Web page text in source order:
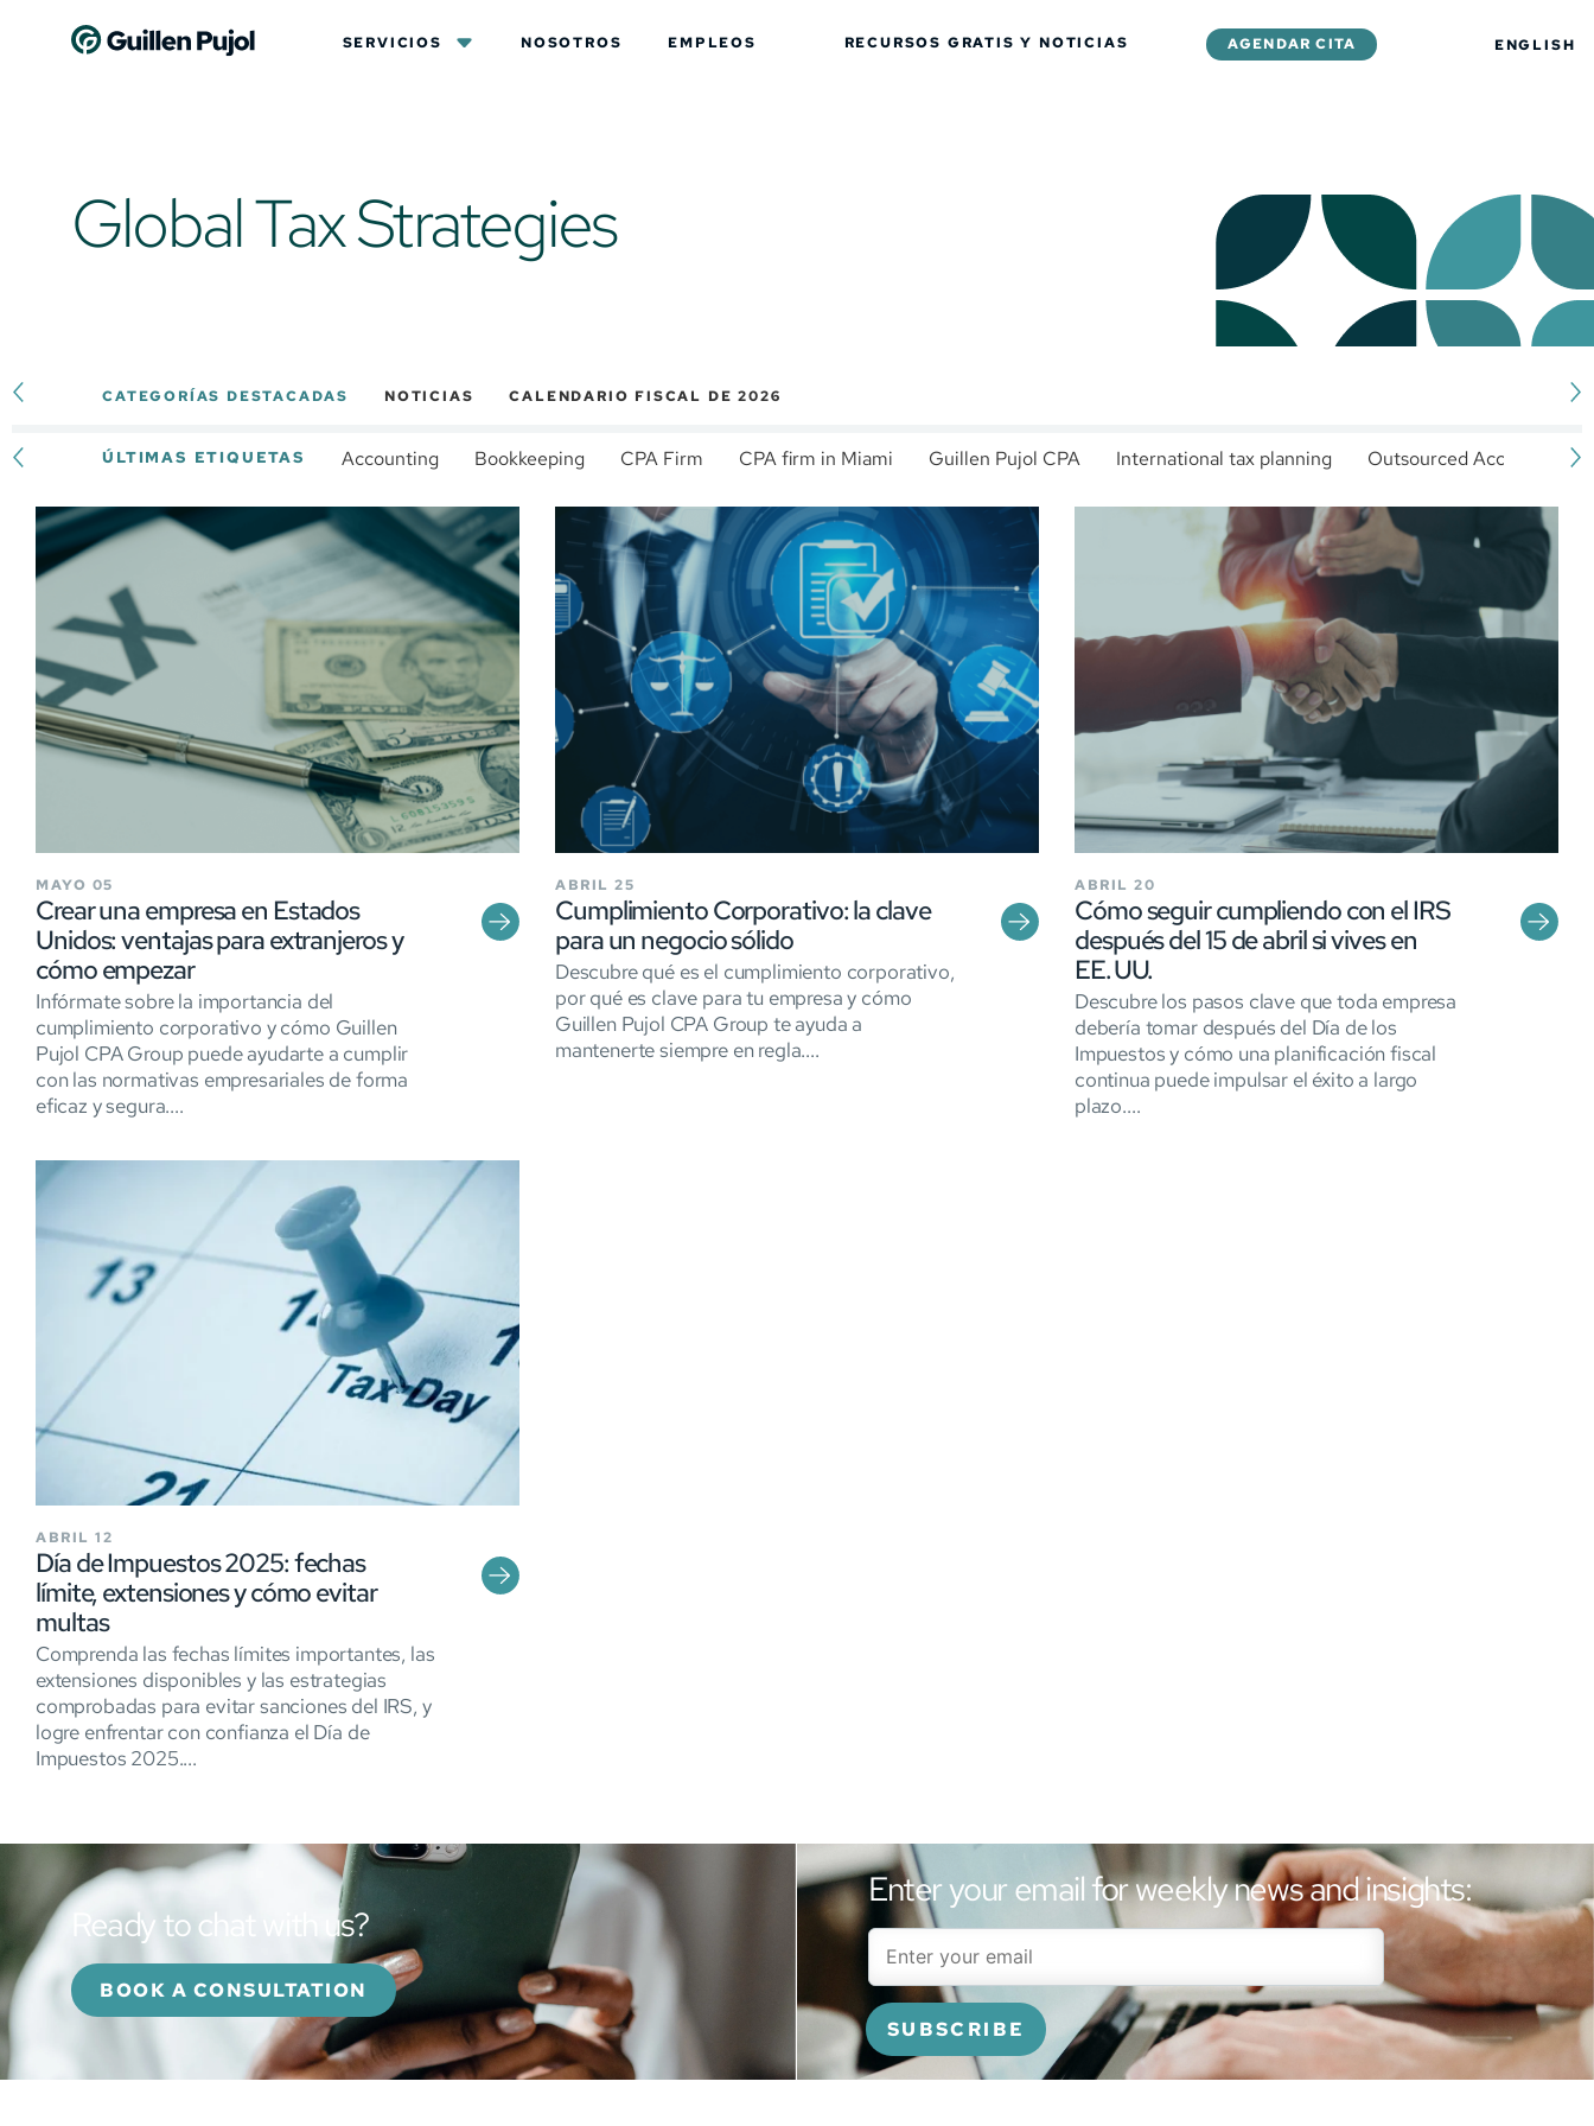
SERVICIOS NOSOTROS EMPLEOS RECURSOS GRATIS Y NOTICIAS AGENDAR CITA ENGLISH
Global Tax Strategies
CATEGORÍAS DESTACADAS NOTICIAS CALENDARIO FISCAL DE 2026
ÚLTIMAS ETIQUETAS Accounting Bookkeeping CPA Firm CPA firm in Miami Guillen Pujol CPA International tax planning Outsourced Accounting
MAYO 05
Crear una empresa en Estados
Unidos: ventajas para extranjeros y
cómo empezar
Infórmate sobre la importancia del
cumplimiento corporativo y cómo Guillen
Pujol CPA Group puede ayudarte a cumplir
con las normativas empresariales de forma
eficaz y segura....
ABRIL 25
Cumplimiento Corporativo: la clave
para un negocio sólido
Descubre qué es el cumplimiento corporativo,
por qué es clave para tu empresa y cómo
Guillen Pujol CPA Group te ayuda a
mantenerte siempre en regla....
ABRIL 20
Cómo seguir cumpliendo con el IRS
después del 15 de abril si vives en
EE. UU.
Descubre los pasos clave que toda empresa
debería tomar después del Día de los
Impuestos y cómo una planificación fiscal
continua puede impulsar el éxito a largo
plazo....
ABRIL 12
Día de Impuestos 2025: fechas
límite, extensiones y cómo evitar
multas
Comprenda las fechas límites importantes, las
extensiones disponibles y las estrategias
comprobadas para evitar sanciones del IRS, y
logre enfrentar con confianza el Día de
Impuestos 2025....
Ready to chat with us?
BOOK A CONSULTATION
Enter your email for weekly news and insights: